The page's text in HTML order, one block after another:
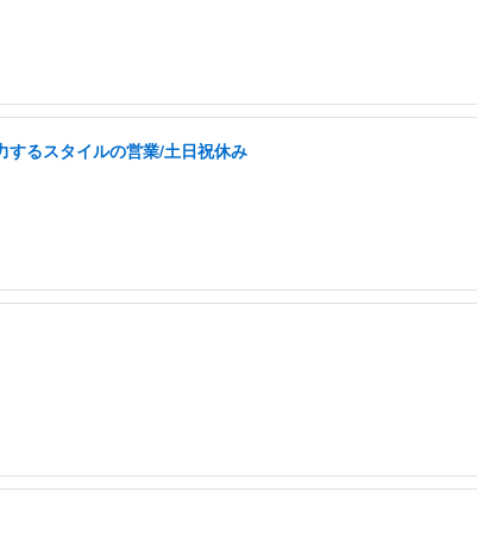
するスタイルの営業/土日祝休み